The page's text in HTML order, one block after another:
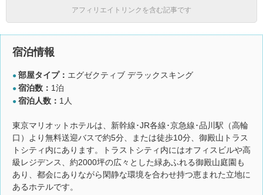
アフィリエイトリンクを含む記事です
宿泊情報
● 部屋タイプ： エグゼクティブ デラックスキング
● 宿泊数： 1泊
● 宿泊人数： 1人
東京マリオットホテルは、新幹線･JR各線･京急線･品川駅（高輪
口）より無料送迎バスで約5分、または徒歩10分、御殿山トラス
トシティ内にあります。トラストシティ内にはオフィスビルや高
級レジデンス、約2000坪の広々とした緑あふれる御殿山庭園も
あり、都会にありながら閑静な環境を合わせ持つ恵まれた立地に
あるホテルです。